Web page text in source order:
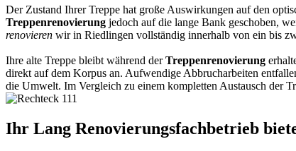
Der Zustand Ihrer Treppe hat große Auswirkungen auf den
Treppenrenovierung jedoch auf die lange Bank geschoben,
renovieren wir in Riedlingen vollständig innerhalb von ein bis
Ihre alte Treppe bleibt während derTreppenrenovierung
direkt auf dem Korpus an. Aufwendige Abbrucharbeiten
die Umwelt. Im Vergleich zu einem kompletten Austausch der
Ihr Lang Renovierungsfachbetrieb